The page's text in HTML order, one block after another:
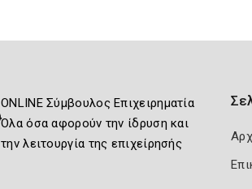
ONLINE Σύμβουλος Επιχειρηματία
Όλα όσα αφορούν την ίδρυση και
την λειτουργία της επιχείρησής